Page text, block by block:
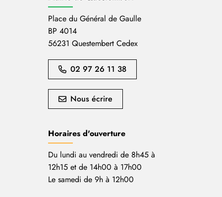
Place du Général de Gaulle
BP 4014
56231 Questembert Cedex
02 97 26 11 38
Nous écrire
Horaires d'ouverture
Du lundi au vendredi de 8h45 à
12h15 et de 14h00 à 17h00
Le samedi de 9h à 12h00